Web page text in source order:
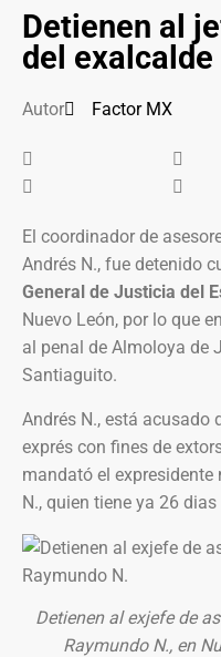
Detienen al
del exalcalde
Autor Factor MX
El coordinador de
Andrés N., fue detenido
General de Justicia del
Nuevo León, por lo que
al penal de Almoloya de
Santiaguito.
Andrés N., está acusado
exprés con fines de
mandató el
N., quien tiene ya 26
Detienen al exjefe de
Raymundo N., en